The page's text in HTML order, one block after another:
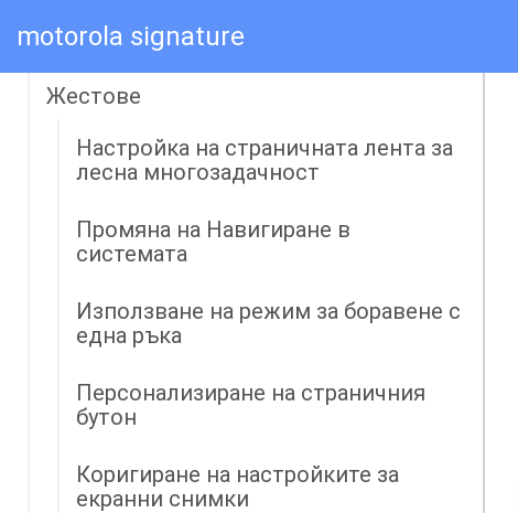
motorola signature
Начален и заключен екран
Жестове
Настройка на страничната лента за
лесна многозадачност
Промяна на Навигиране в
системата
Използване на режим за боравене с
една ръка
Персонализиране на страничния
бутон
Коригиране на настройките за
екранни снимки